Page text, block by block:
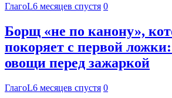
ГлагоL6 месяцев спустя 0
Борщ «не по канону»,
покоряет с первой
овощи перед зажаркой
ГлагоL6 месяцев спустя 0